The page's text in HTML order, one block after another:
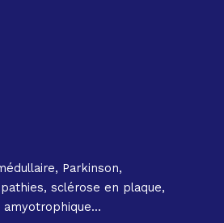
Parkinson,
sclérose en plaque,